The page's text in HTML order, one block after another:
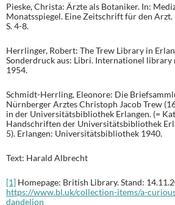
Pieske, Christa: Ärzte als Botaniker. In:
Monatsspiegel. Eine Zeitschrift für den Arzt.
S. 4-8.
Herrlinger, Robert: The Trew Library in
Sonderdruck aus: Libri. Internationel library
1954.
Schmidt-Herrling, Eleonore: Die
Nürnberger Arztes Christoph Jacob Trew
in der Universitätsbibliothek Erlangen. (=
Handschriften der Universitätsbibliothek
5). Erlangen: Universitätsbibliothek 1940.
Text: Harald Albrecht
[1] Homepage: British Library. Stand:
https://www.bl.uk/collection-items/a-
dandelion